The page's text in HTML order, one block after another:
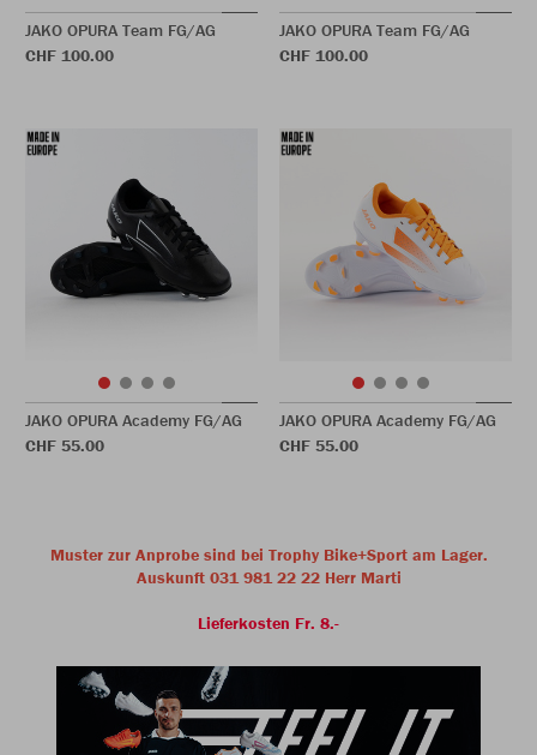
JAKO OPURA Team FG/AG
CHF 100.00
JAKO OPURA Team FG/AG
CHF 100.00
JAKO OPURA Academy FG/AG
CHF 55.00
JAKO OPURA Academy FG/AG
CHF 55.00
Muster zur Anprobe sind bei Trophy Bike+Sport am Lager.
Auskunft 031 981 22 22 Herr Marti
Lieferkosten Fr. 8.-